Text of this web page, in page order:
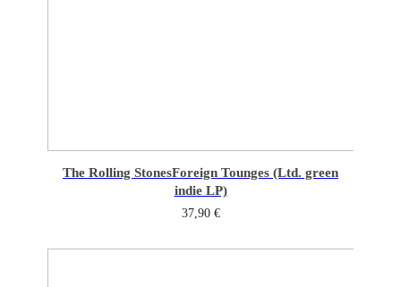
The Rolling StonesForeign Tounges (Ltd. green
indie LP)
37,90 €